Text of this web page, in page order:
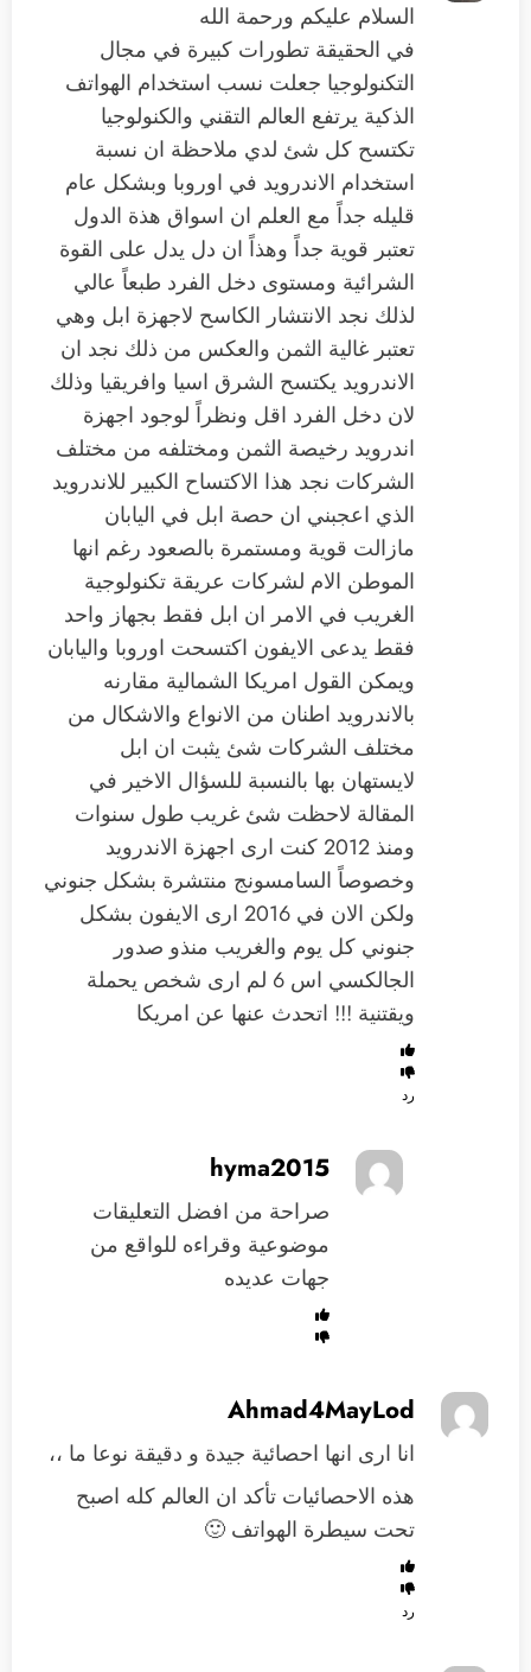
السلام عليكم ورحمة الله
في الحقيقة تطورات كبيرة في مجال
التكنولوجيا جعلت نسب استخدام الهواتف
الذكية يرتفع العالم التقني والكنولوجيا
تكتسح كل شئ لدي ملاحظة ان نسبة
استخدام الاندرويد في اوروبا وبشكل عام
قليله جداً مع العلم ان اسواق هذة الدول
تعتبر قوية جداً وهذاً ان دل يدل على القوة
الشرائية ومستوى دخل الفرد طبعاً عالي
لذلك نجد الانتشار الكاسح لاجهزة ابل وهي
تعتبر غالية الثمن والعكس من ذلك نجد ان
الاندرويد يكتسح الشرق اسيا وافريقيا وذلك
لان دخل الفرد اقل ونظراً لوجود اجهزة
اندرويد رخيصة الثمن ومختلفه من مختلف
الشركات نجد هذا الاكتساح الكبير للاندرويد
الذي اعجبني ان حصة ابل في اليابان
مازالت قوية ومستمرة بالصعود رغم انها
الموطن الام لشركات عريقة تكنولوجية
الغريب في الامر ان ابل فقط بجهاز واحد
فقط يدعى الايفون اكتسحت اوروبا واليابان
ويمكن القول امريكا الشمالية مقارنه
بالاندرويد اطنان من الانواع والاشكال من
مختلف الشركات شئ يثبت ان ابل
لايستهان بها بالنسبة للسؤال الاخير في
المقالة لاحظت شئ غريب طول سنوات
ومنذ 2012 كنت ارى اجهزة الاندرويد
وخصوصاً السامسونج منتشرة بشكل جنوني
ولكن الان في 2016 ارى الايفون بشكل
جنوني كل يوم والغريب منذو صدور
الجالكسي اس 6 لم ارى شخص يحملة
ويقتنية !!! اتحدث عنها عن امريكا
رد
hyma2015
صراحة من افضل التعليقات
موضوعية وقراءه للواقع من
جهات عديده
Ahmad4MayLod
انا ارى انها احصائية جيدة و دقيقة نوعا ما ،،
هذه الاحصائيات تأكد ان العالم كله اصبح
تحت سيطرة الهواتف 🙂
رد